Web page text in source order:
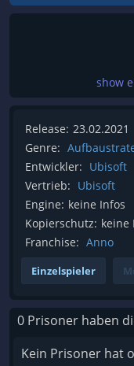
show
Release: 23.02.2021
Genre:
Entwickler: Ubisoft
Vertrieb: Ubisoft
Engine: keine Infos
Kopierschutz: keine
Franchise: Anno
Einzelspieler
0 Prisoner haben
Kein Prisoner hat